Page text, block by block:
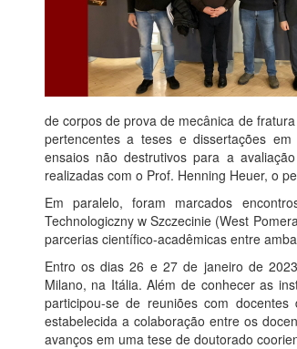
de corpos de prova de mecânica de
pertencentes a teses e dissertações
ensaios não destrutivos para a
realizadas com o Prof. Henning Heuer, o
Em paralelo, foram marcados
Technologiczny w Szczecinie (West
parcerias científico-acadêmicas entre
Entro os dias 26 e 27 de janeiro de
Milano, na Itália. Além de conhecer as
participou-se de reuniões com
estabelecida a colaboração entre os
avanços em uma tese de doutorado